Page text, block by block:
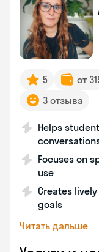
5 от
3 отзыва
Helps
Focuses on
use
Creates
goals
Читать дальше